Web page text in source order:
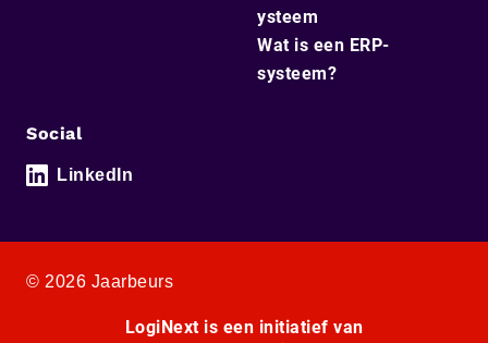
ysteem
Wat is een ERP-
systeem?
Social
LinkedIn
© 2026 Jaarbeurs
LogiNext is een initiatief van